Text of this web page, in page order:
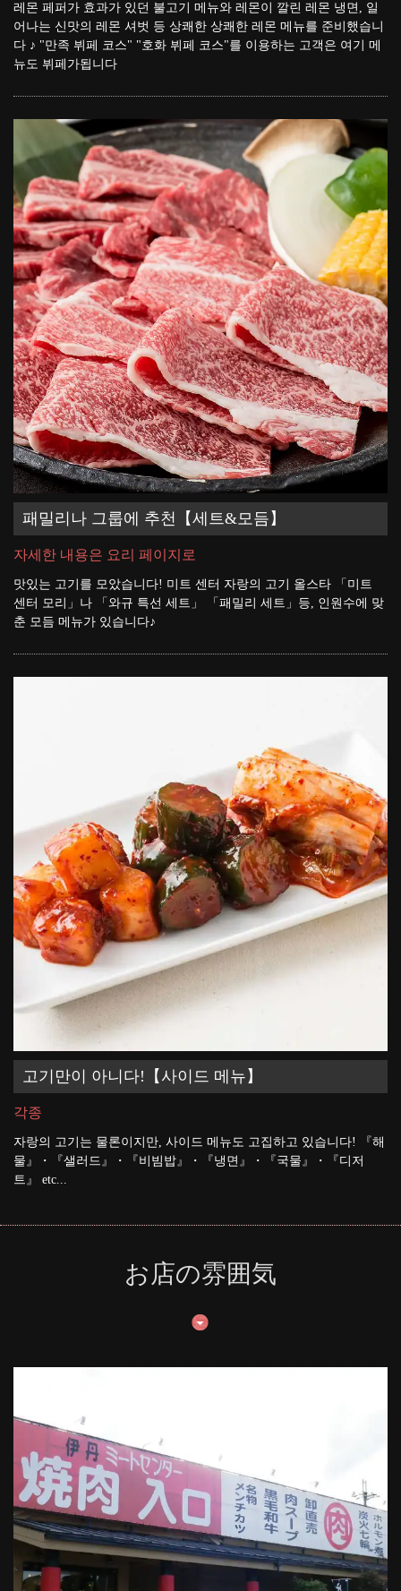
레몬 페퍼가 효과가 있던 불고기 메뉴와 레몬이 깔린 레몬 냉면, 일
어나는 신맛의 레몬 셔벗 등 상쾌한 상쾌한 레몬 메뉴를 준비했습니
다 ♪ "만족 뷔페 코스" "호화 뷔페 코스"를 이용하는 고객은 여기 메
뉴도 뷔페가됩니다
패밀리나 그룹에 추천【세트&모듬】
자세한 내용은 요리 페이지로
맛있는 고기를 모았습니다! 미트 센터 자랑의 고기 올스타 「미트
센터 모리」나 「와규 특선 세트」 「패밀리 세트」등, 인원수에 맞
춘 모듬 메뉴가 있습니다♪
고기만이 아니다!【사이드 메뉴】
각종
자랑의 고기는 물론이지만, 사이드 메뉴도 고집하고 있습니다! 『해
물』・『샐러드』・『비빔밥』・『냉면』・『국물』・『디저
트』 etc...
お店の雰囲気